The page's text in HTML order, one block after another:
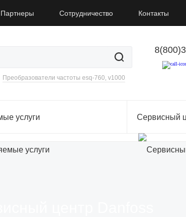
Партнеры Сотрудничество Контакты
Преобразователи частоты esq-760, v1000
услуги Сервисный